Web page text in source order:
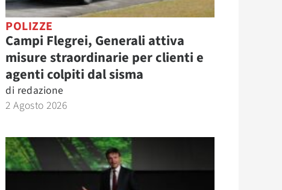
POLIZZE
Campi Flegrei, Generali attiva
misure straordinarie per clienti e
agenti colpiti dal sisma
di redazione
2 Agosto 2026